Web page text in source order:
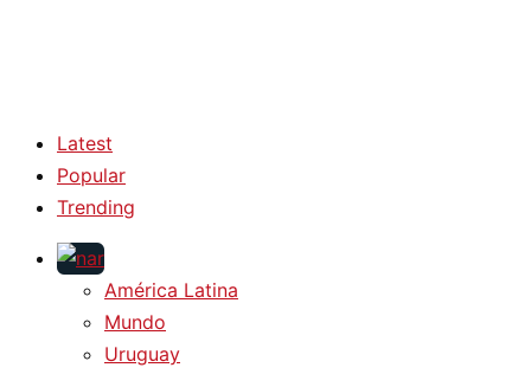
Latest
Popular
Trending
América Latina
Mundo
Uruguay